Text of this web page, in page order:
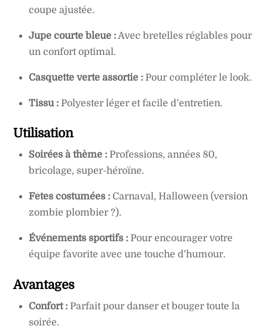
coupe ajustée.
Jupe courte bleue : Avec bretelles réglables pour
un confort optimal.
Casquette verte assortie : Pour compléter le look.
Tissu : Polyester léger et facile d’entretien.
Utilisation
Soirées à thème : Professions, années 80,
bricolage, super-héroïne.
Fêtes costumées : Carnaval, Halloween (version
zombie plombier ?).
Événements sportifs : Pour encourager votre
équipe favorite avec une touche d’humour.
Avantages
Confort : Parfait pour danser et bouger toute la
soirée.